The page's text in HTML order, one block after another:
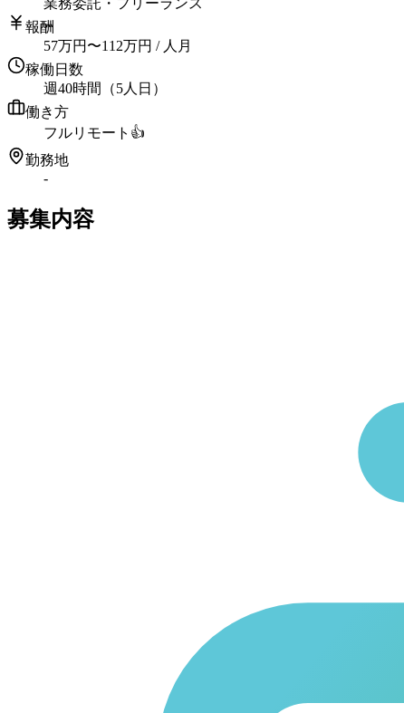
報酬
57万円 〜112万円 / 人月
稼働日数
週40時間（5人日）
働き方
フルリモート 👍
勤務地
-
募集内容